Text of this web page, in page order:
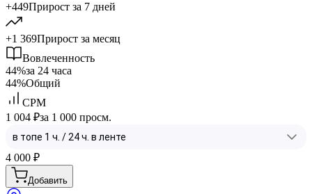
+449Прирост за 7 дней
+1 369Прирост за месяц
Вовлеченность
44%за 24 часа
44%Общий
CPM
1 004 ₽за 1 000 просм.
4 000 ₽
Добавить